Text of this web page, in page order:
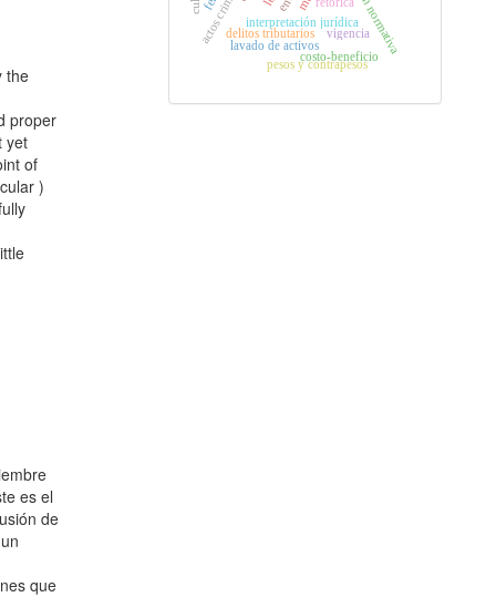
the
proper
yet
of
)
es el
de
que
interpretación jurí­dica
delitos tributarios
lavado de activos
costo-beneficio
pesos y contrapesos
vigencia